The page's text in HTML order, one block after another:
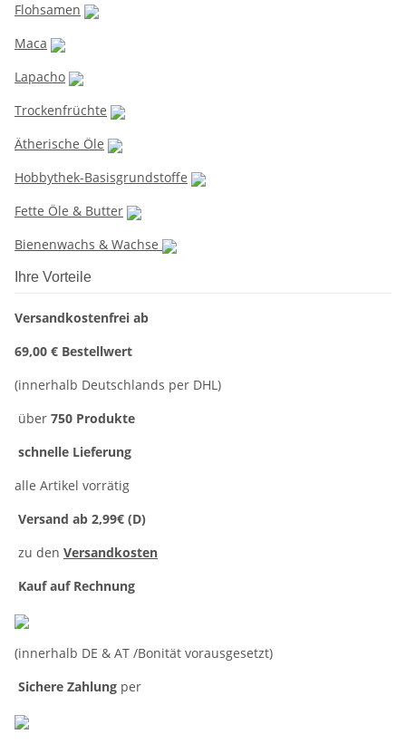
Flohsamen
Maca
Lapacho
Trockenfrüchte
Ätherische Öle
Hobbythek-Basisgrundstoffe
Fette Öle & Butter
Bienenwachs & Wachse
Ihre Vorteile
Versandkostenfrei ab
69,00 € Bestellwert
(innerhalb Deutschlands per DHL)
über 750 Produkte
schnelle Lieferung
alle Artikel vorrätig
Versand ab 2,99€ (D)
zu den Versandkosten
Kauf auf Rechnung
(innerhalb DE & AT /Bonität vorausgesetzt)
Sichere Zahlung per